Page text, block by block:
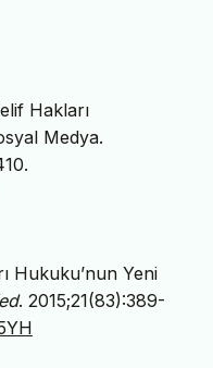
Hakları
Medya.
Hukuku’nun Yeni
. 2015;21(83):389-